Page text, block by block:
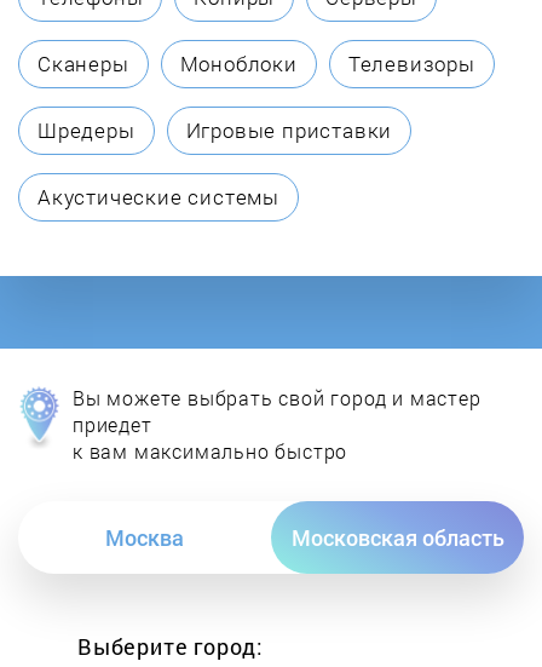
Chayka
Clatronic
COLLAR
Comfort Vapo
De'Longhi
Dobrynia
Сканеры Моноблоки Телевизоры
Шредеры Игровые приставки
Акустические системы
Вы можете выбрать свой город и мастер
приедет
к вам максимально быстро
Москва Московская область
Выберите город: